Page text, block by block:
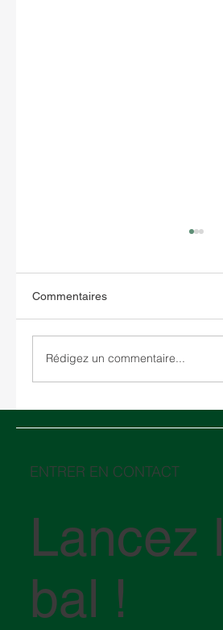
Commentaires
Rédigez un commentaire...
ENTRER EN CONTACT
Lancez
bal !